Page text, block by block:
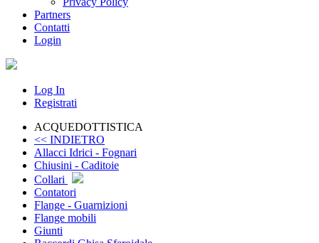
Partners
Contatti
Login
Log In
Registrati
ACQUEDOTTISTICA
<< INDIETRO
Allacci Idrici - Fognari
Chiusini - Caditoie
Collari
Contatori
Flange - Guarnizioni
Flange mobili
Giunti